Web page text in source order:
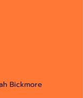
Bickmore